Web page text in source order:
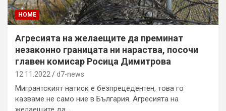
HOME
Агресията на желаещите да преминат
незаконно границата ни нараства, посочи
главен комисар Росица Димитрова
12.11.2022 d7-news
Мигрантският натиск е безпрецедентен, това го
казваме не само ние в България. Агресията на